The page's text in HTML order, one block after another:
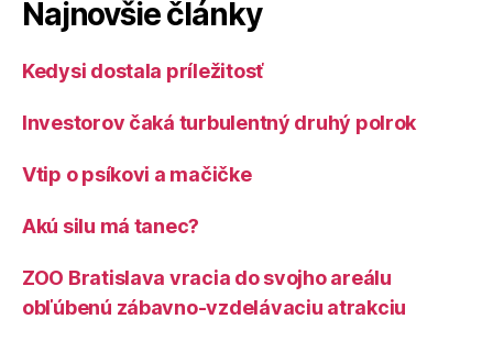
Najnovšie články
Kedysi dostala príležitosť
Investorov čaká turbulentný druhý polrok
Vtip o psíkovi a mačičke
Akú silu má tanec?
ZOO Bratislava vracia do svojho areálu
obľúbenú zábavno-vzdelávaciu atrakciu